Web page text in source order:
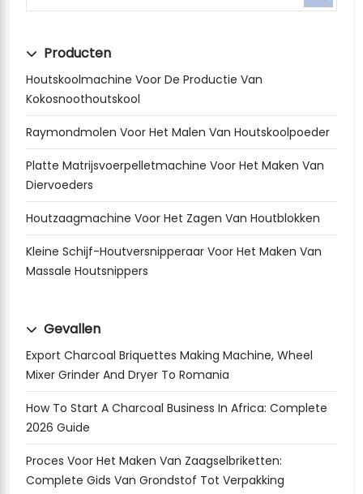
Producten
Houtskoolmachine Voor De Productie Van
Kokosnoothoutskool
Raymondmolen Voor Het Malen Van Houtskoolpoeder
Platte Matrijsvoerpelletmachine Voor Het Maken Van
Diervoeders
Houtzaagmachine Voor Het Zagen Van Houtblokken
Kleine Schijf-Houtversnipperaar Voor Het Maken Van
Massale Houtsnippers
Gevallen
Export Charcoal Briquettes Making Machine, Wheel
Mixer Grinder And Dryer To Romania
How To Start A Charcoal Business In Africa: Complete
2026 Guide
Proces Voor Het Maken Van Zaagselbriketten:
Complete Gids Van Grondstof Tot Verpakking